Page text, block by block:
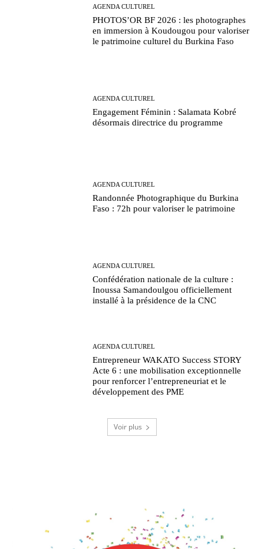
AGENDA CULTUREL
PHOTOS’OR BF 2026 : les photographes
en immersion à Koudougou pour valoriser
le patrimoine culturel du Burkina Faso
AGENDA CULTUREL
Engagement Féminin : Salamata Kobré
désormais directrice du programme
AGENDA CULTUREL
Randonnée Photographique du Burkina
Faso : 72h pour valoriser le patrimoine
AGENDA CULTUREL
Confédération nationale de la culture :
Inoussa Samandoulgou officiellement
installé à la présidence de la CNC
AGENDA CULTUREL
Entrepreneur WAKATO Success STORY
Acte 6 : une mobilisation exceptionnelle
pour renforcer l’entrepreneuriat et le
développement des PME
Voir plus